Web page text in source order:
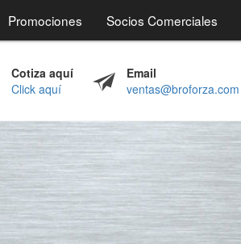
Promociones Socios Comerciales
Cotiza aquí
Click aquí
Email
ventas@broforza.com